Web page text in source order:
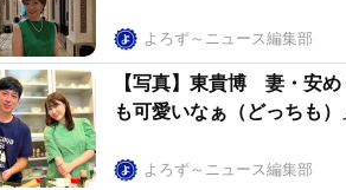
よろず～ニュース編集部
【写真】東貴博 妻・安
も可愛いなぁ（どっちも）
よろず～ニュース編集部